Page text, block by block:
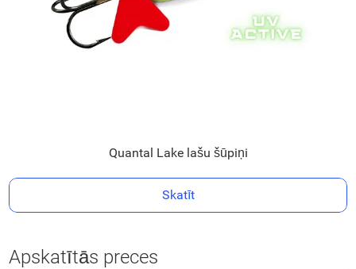
Quantal Lake lašu šūpiņi
Skatīt
Apskatītās preces